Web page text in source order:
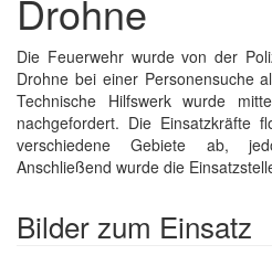
Drohne
Die Feuerwehr wurde von der
Drohne bei einer Personensuche
Technische Hilfswerk wurde
nachgefordert. Die Einsatzkräfte
verschiedene Gebiete ab,
Anschließend wurde die
Bilder zum Einsatz